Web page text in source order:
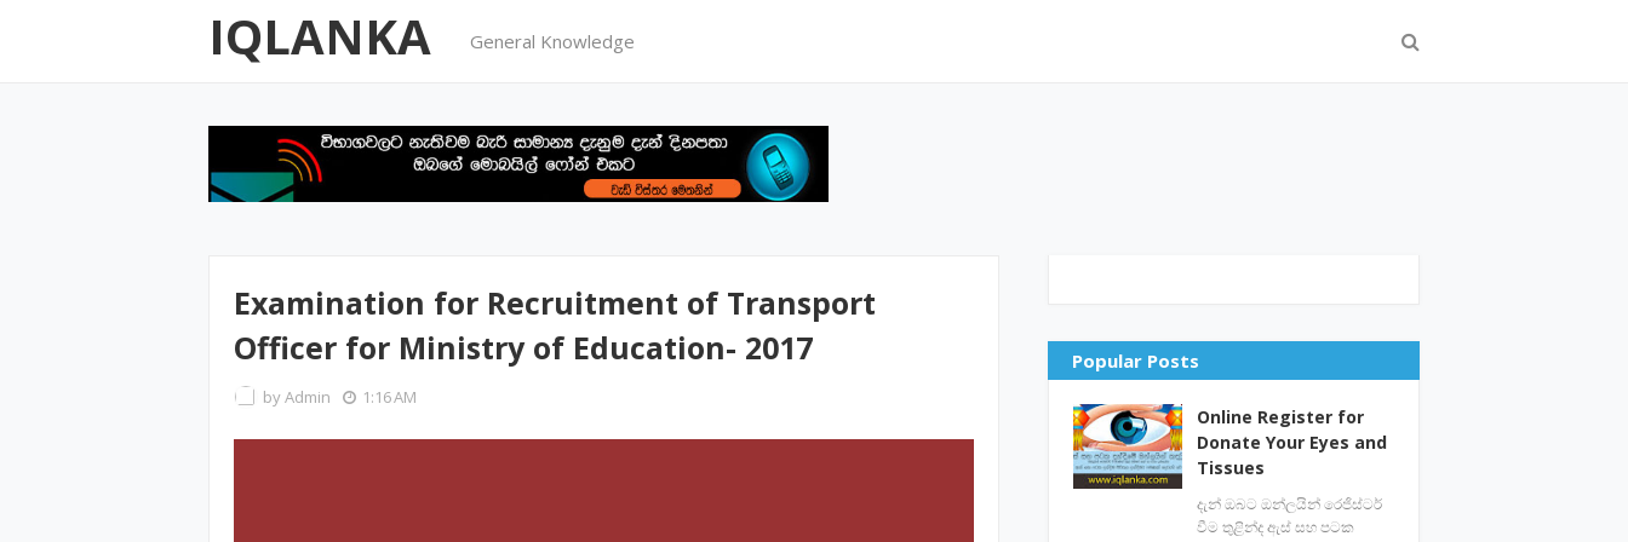
IQLANKA General Knowledge
Examination for Recruitment of Transport
Officer for Ministry of Education- 2017
byAdmin 1:16 AM
Popular Posts
Online Register for
Donate Your Eyes and
Tissues
දැන් ඔබට ඔන්ලයින් රෙජිස්ටර්
වීම තුළින්ද ඇස් සහ පටක